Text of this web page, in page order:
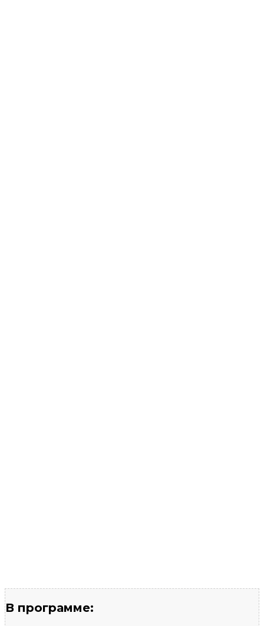
В программе: